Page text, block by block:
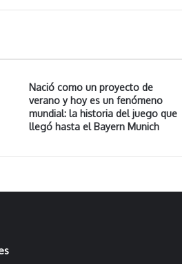
Nació como un proyecto de
verano y hoy es un fenómeno
mundial: la historia del juego que
llegó hasta el Bayern Munich